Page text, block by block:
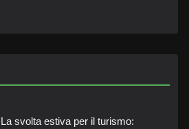
La svolta estiva per il turismo: